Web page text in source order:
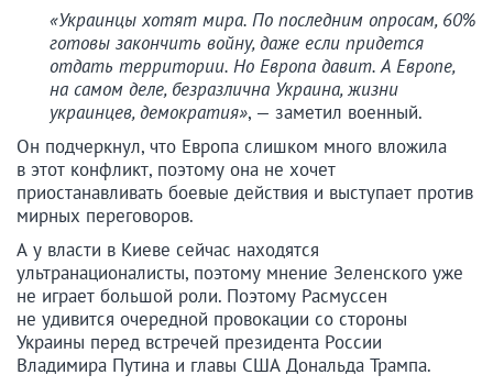
«Украинцы хотят мира. По последним опросам, 60%
готовы закончить войну, даже если придется
отдать территории. Но Европа давит. А Европе,
на самом деле, безразлична Украина, жизни
украинцев, демократия», — заметил военный.
Он подчеркнул, что Европа слишком много вложила
в этот конфликт, поэтому она не хочет
приостанавливать боевые действия и выступает против
мирных переговоров.
А у власти в Киеве сейчас находятся
ультранационалисты, поэтому мнение Зеленского уже
не играет большой роли. Поэтому Расмуссен
не удивится очередной провокации со стороны
Украины перед встречей президента России
Владимира Путина и главы США Дональда Трампа.